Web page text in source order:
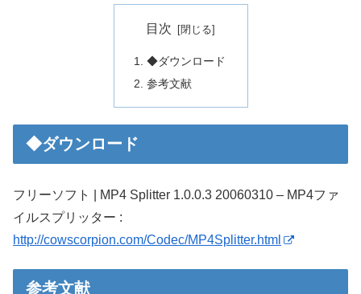
目次
◆ダウンロード
参考文献
◆ダウンロード
フリーソフト | MP4 Splitter 1.0.0.3 20060310 – MP4ファ
イルスプリッター :
http://cowscorpion.com/Codec/MP4Splitter.html
参考文献